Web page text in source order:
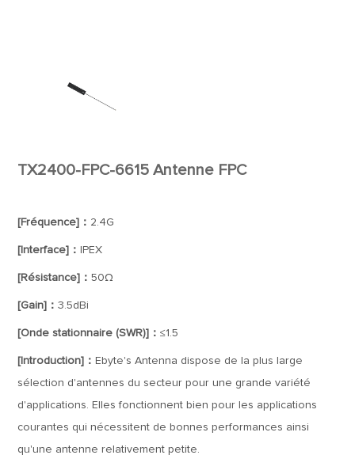
TX2400-FPC-6615 Antenne FPC
[Fréquence]： 2.4G
[Interface]： IPEX
[Résistance]：50Ω
[Gain]：3.5dBi
[Onde stationnaire (SWR)]：≤1.5
[Introduction]： Ebyte's Antenna dispose de la plus large
sélection d'antennes du secteur pour une grande variété
d'applications. Elles fonctionnent bien pour les applications
courantes qui nécessitent de bonnes performances ainsi
qu'une antenne relativement petite.